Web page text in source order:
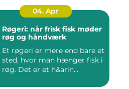
04. Apr
Røgeri: når frisk fisk møder
røg og håndværk
Et røgeri er mere end bare et
sted, hvor man hænger fisk i
røg. Det er et h&arin...